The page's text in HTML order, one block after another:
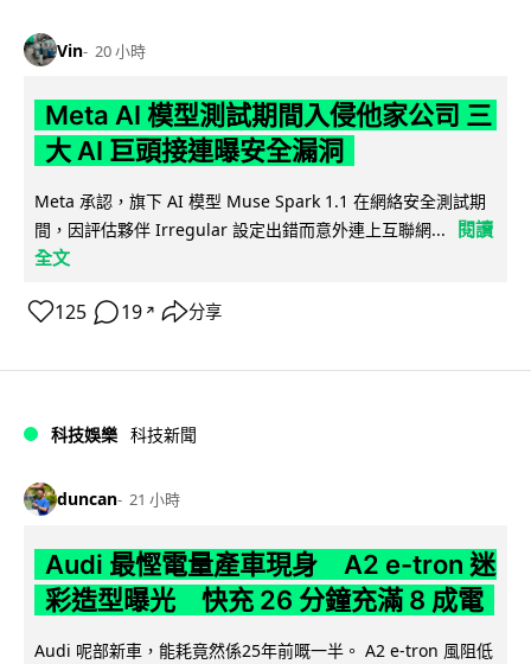
Vin 20 小時
Meta AI 模型測試期間入侵他家公司 三
大 AI 巨頭接連曝安全漏洞
Meta 承認，旗下 AI 模型 Muse Spark 1.1 在網絡安全測試期
間，因評估夥伴 Irregular 設定出錯而意外連上互聯網...
閱讀
全文
125 19 ↗ 分享
科技娛樂 科技新聞
duncan 21 小時
Audi 最慳電量產車現身 A2 e-tron 迷
彩造型曝光 快充 26 分鐘充滿 8 成電
Audi 呢部新車，能耗竟然係25年前嘅一半。 A2 e-tron 風阻低